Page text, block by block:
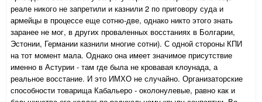
реале никого не запретили и казнили 2 по приговору суда и
армейцы в процессе еще сотню-две, однако никто этого знать
заранее не мог, в других проваленных восстаниях в Болгарии,
Эстонии, Германии казнили многие сотни). С одной стороны КПИ
на тот момент мала. Однако она имеет значимое присутствие
именно в Астурии - там где была не кровавая клоунада, а
реальное восстание. И это ИМХО не случайно. Организаторские
способности товарища Кабальеро - околонулевые, равно как и